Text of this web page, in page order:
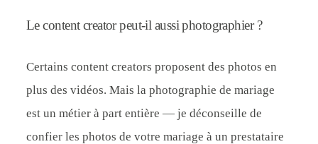
Le content creator peut-il aussi photographier ?
Certains content creators proposent des photos en
plus des vidéos. Mais la photographie de mariage
est un métier à part entière — je déconseille de
confier les photos de votre mariage à un prestataire